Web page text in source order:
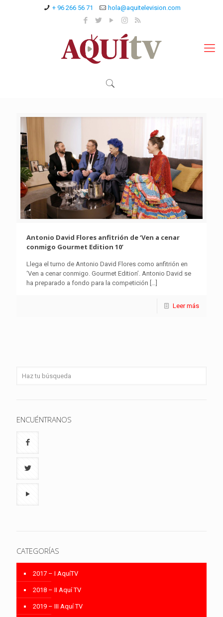
+ 96 266 56 71 hola@aquitelevision.com
Antonio David Flores anfitrión de ‘Ven a cenar
conmigo Gourmet Edition 10’
Llega el turno de Antonio David Flores como anfitrión en
‘Ven a cenar conmigo. Gourmet Edition’. Antonio David se
ha preparado a fondo para la competición […]
Leer más
ENCUÉNTRANOS
CATEGORÍAS
2017 – I AquíTV
2018 – II Aquí TV
2019 – III Aquí TV